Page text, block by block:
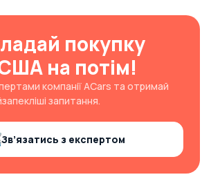
покупку
США на потім!
компанії ACars та отримай
запитання.
Зв’язатись з експертом